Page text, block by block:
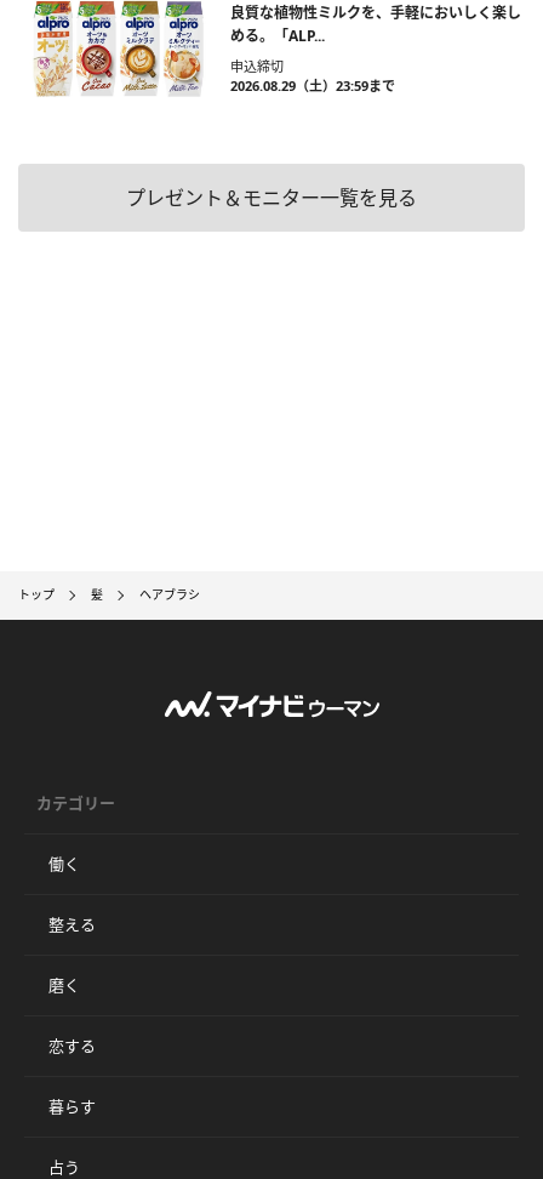
良質な植物性ミルクを、手軽においしく楽し
める。「ALP...
申込締切
2026.08.29（土）23:59まで
プレゼント＆モニター一覧を見る
トップ 髪 ヘアブラシ
カテゴリー
働く
整える
磨く
恋する
暮らす
占う